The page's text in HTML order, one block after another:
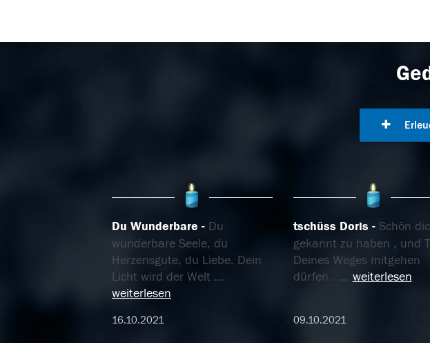
Du Wunderbare
Du
wunderbare Seele, du
Herzensgute, du Liebe. Dein
Licht wird der Welt ...
weiterlesen
16.10.2021
tschüss Doris
Schön
gekannt zu haben , und
Deines Weges mitgehen
dürfen . ... weiterlesen
09.10.2021